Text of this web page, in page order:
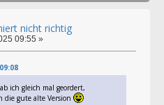
nicht richtig
09:55 »
ich gleich mal geordert,
die gute alte Version